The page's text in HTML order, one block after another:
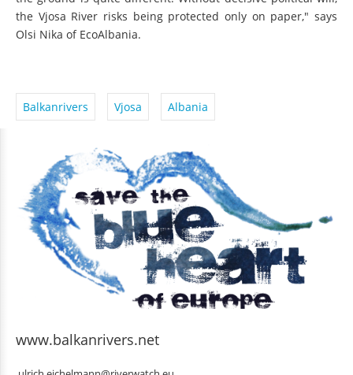
the Vjosa River risks being protected only on paper," says
Olsi Nika of EcoAlbania.
Balkanrivers Vjosa Albania
www.balkanrivers.net
ulrich.eichelmann@riverwatch.eu